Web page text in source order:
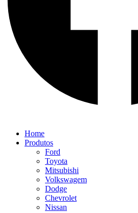
Home
Produtos
Ford
Toyota
Mitsubishi
Volkswagem
Dodge
Chevrolet
Nissan